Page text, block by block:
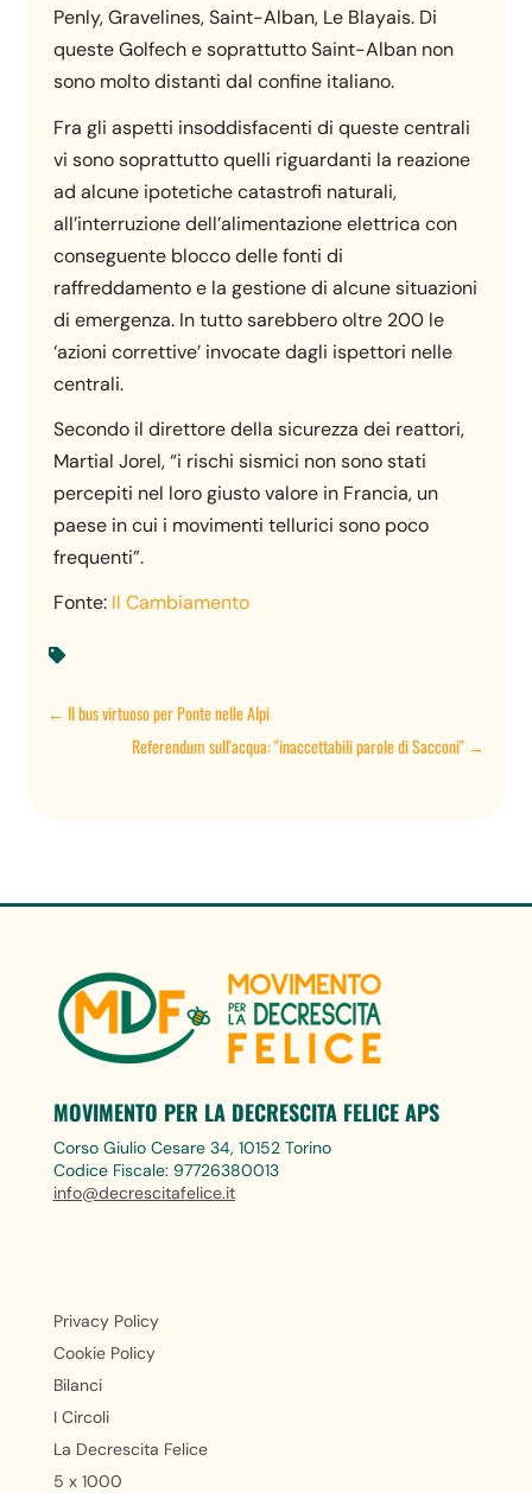
Penly, Gravelines, Saint-Alban, Le Blayais. Di
queste Golfech e soprattutto Saint-Alban non
sono molto distanti dal confine italiano.
Fra gli aspetti insoddisfacenti di queste centrali
vi sono soprattutto quelli riguardanti la reazione
ad alcune ipotetiche catastrofi naturali,
all’interruzione dell’alimentazione elettrica con
conseguente blocco delle fonti di
raffreddamento e la gestione di alcune situazioni
di emergenza. In tutto sarebbero oltre 200 le
‘azioni correttive’ invocate dagli ispettori nelle
centrali.
Secondo il direttore della sicurezza dei reattori,
Martial Jorel, “i rischi sismici non sono stati
percepiti nel loro giusto valore in Francia, un
paese in cui i movimenti tellurici sono poco
frequenti”.
Fonte: Il Cambiamento

← Il bus virtuoso per Ponte nelle Alpi
Referendum sull'acqua: "inaccettabili parole di Sacconi"→
MOVIMENTO PER LA DECRESCITA FELICE APS
Corso Giulio Cesare 34, 10152 Torino
Codice Fiscale: 97726380013
info@decrescitafelice.it
Privacy Policy
Cookie Policy
Bilanci
I Circoli
La Decrescita Felice
5 x 1000